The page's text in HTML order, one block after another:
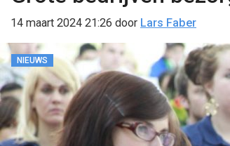
14 maart 2024 21:26 door Lars Faber
NIEUWS